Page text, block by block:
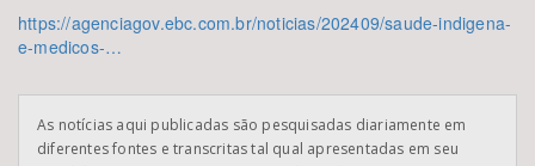
https://agenciagov.ebc.com.br/noticias/202409/saude-indigena-
e-medicos-…
As notícias aqui publicadas são pesquisadas diariamente em
diferentes fontes e transcritas tal qual apresentadas em seu